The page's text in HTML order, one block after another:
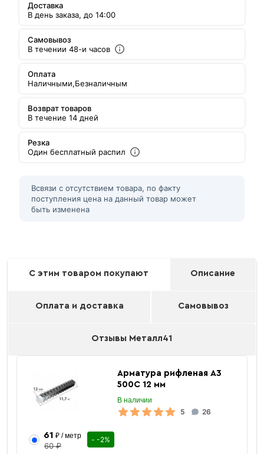
Доставка
В день заказа, до 14:00
Самовывоз
В течении 48-и часов
Оплата
Наличными,Безналичным
Возврат товаров
В течение 14 дней
Резка
Один бесплатный распил
Всвязи с отсутствием товара, по факту
поступления цена на данный товар может
быть изменена
С этим товаром покупают Описание
Оплата и доставка Самовывоз
Отзывы Металл41
Арматура рифленая А3
500С 12 мм
В наличии
5 26
61 ₽ / метр
60 ₽
- -2%